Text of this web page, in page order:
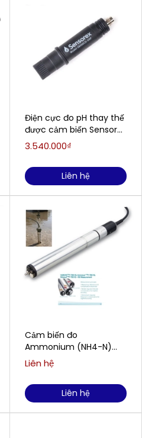
Điện cực đo pH thay thế
được cảm biến Sensorex
S8000CD (0-14pH)
3.540.000₫
Liên hệ
Cảm biến đo
Ammonium (NH4-N)
WTW/Xylem Analytics
AmmoLyt®Plus 700 IQ
Liên hệ
Liên hệ